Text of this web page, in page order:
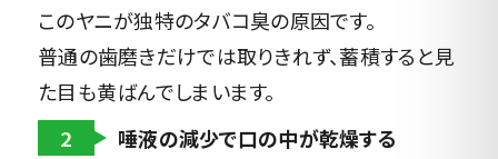
このヤニが独特のタバコ臭の原因です。
普通の歯磨きだけでは取りきれず、蓄積すると見
た目も黄ばんでしまいます。
2
唾液の減少で口の中が乾燥する